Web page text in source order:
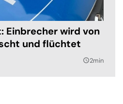
Einbrecher wird von
und flüchtet
query_builder2min